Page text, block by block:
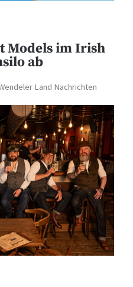
Models im Irish
ab
Land Nachrichten